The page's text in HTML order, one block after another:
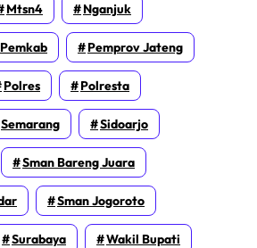
Mtsn4 Nganjuk
Pemkab Pemprov Jateng
Polres Polresta
Semarang Sidoarjo
Sman Bareng Juara
Sman Jogoroto
Surabaya Wakil Bupati